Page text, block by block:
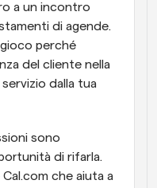
a un incontro
di agende.
perché
del cliente nella
dalla tua
sono
di rifarla.
che aiuta a